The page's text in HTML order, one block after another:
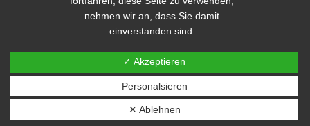
© 2026 copyright by THE JOKERS 2024
nehmen wir an, dass Sie damit
einverstanden sind.
✓ Akzeptieren
Personalsieren
✕ Ablehnen